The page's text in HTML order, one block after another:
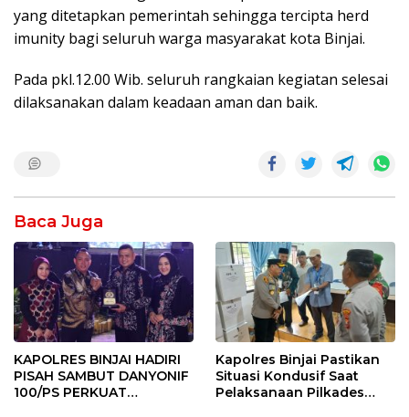
yang ditetapkan pemerintah sehingga tercipta herd
imunity bagi seluruh warga masyarakat kota Binjai.
Pada pkl.12.00 Wib. seluruh rangkaian kegiatan selesai
dilaksanakan dalam keadaan aman dan baik.
Baca Juga
KAPOLRES BINJAI HADIRI
PISAH SAMBUT DANYONIF
100/PS PERKUAT
Kapolres Binjai Pastikan
Situasi Kondusif Saat
Pelaksanaan Pilkades